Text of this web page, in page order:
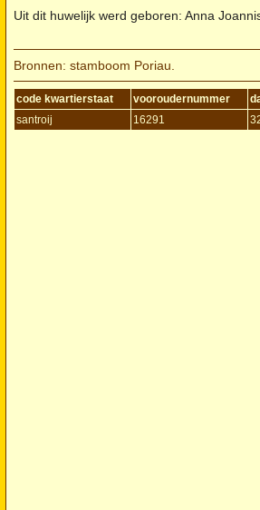
Uit dit huwelijk werd geboren: Anna
Bronnen: stamboom Poriau.
code kwartierstaat vooroudernummer
santroij
16291